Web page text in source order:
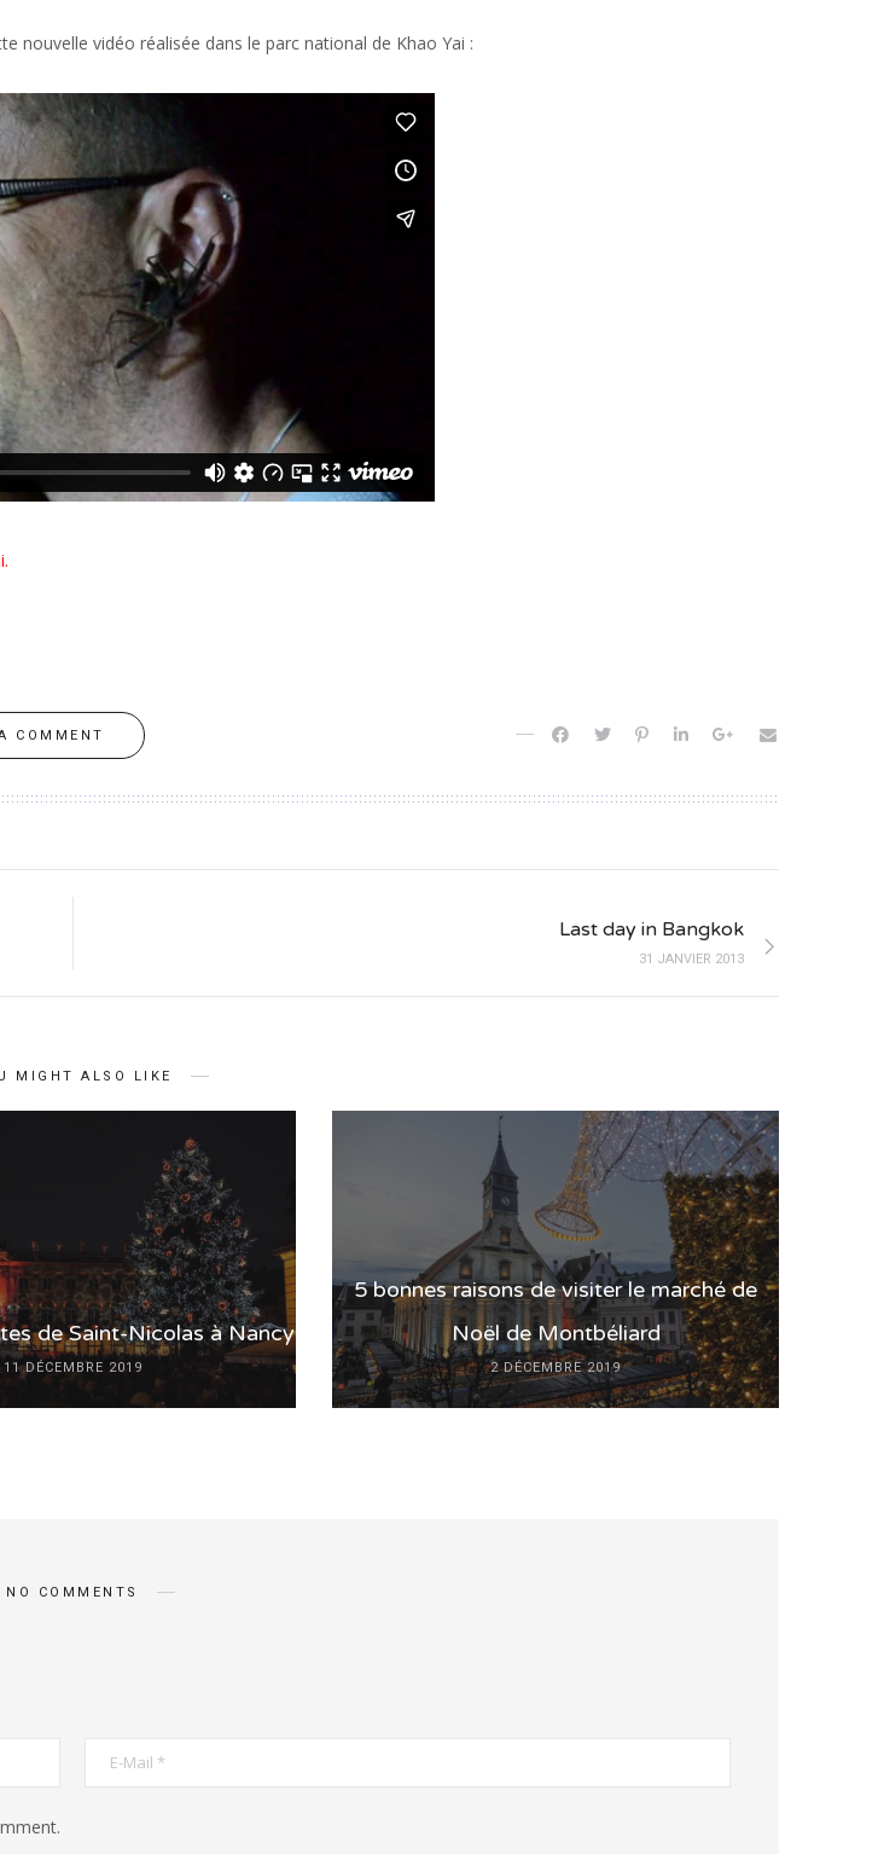
nouvelle vidéo réalisée dans le parc national de Khao Yai :
COMMENT
Last day in Bangkok
31 JANVIER 2013
MIGHT ALSO LIKE
de Saint-Nicolas à Nancy
11 DÉCEMBRE 2019
5 bonnes raisons de visiter le marché de
Noël de Montbéliard
2 DÉCEMBRE 2019
NO COMMENTS